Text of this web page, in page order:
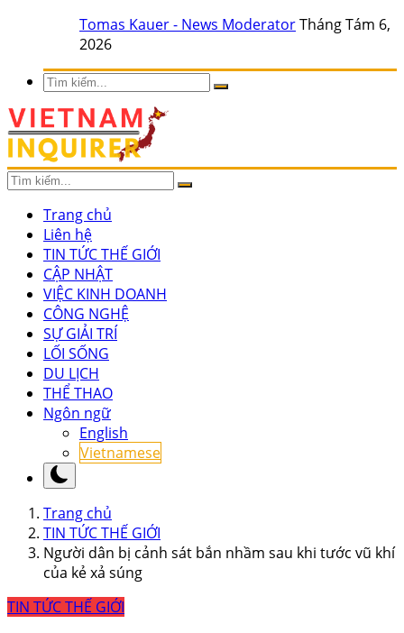
Tomas Kauer - News ModeratorTháng Tám 6,
2026
Trang chủ
Liên hệ
TIN TỨC THẾ GIỚI
CẬP NHẬT
VIỆC KINH DOANH
CÔNG NGHỆ
SỰ GIẢI TRÍ
LỐI SỐNG
DU LỊCH
THỂ THAO
Ngôn ngữ
English
Vietnamese
Trang chủ
TIN TỨC THẾ GIỚI
Người dân bị cảnh sát bắn nhầm sau khi tước vũ khí
của kẻ xả súng
TIN TỨC THẾ GIỚI